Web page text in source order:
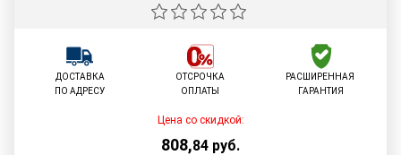
ДОСТАВКА
ПО АДРЕСУ
ОТСРОЧКА
ОПЛАТЫ
РАСШИРЕННАЯ
ГАРАНТИЯ
Цена со скидкой:
808,84 руб.